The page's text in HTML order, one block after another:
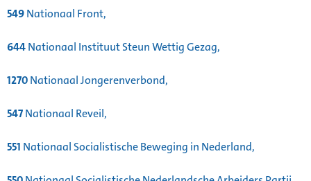
549Nationaal Front,
644Nationaal Instituut Steun Wettig Gezag,
1270Nationaal Jongerenverbond,
547Nationaal Reveil,
551 Nationaal Socialistische Beweging in Nederland,